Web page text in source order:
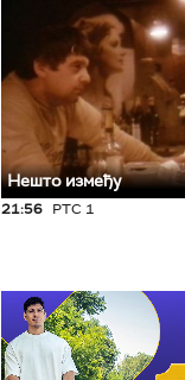
Нешто између
21:56 РТС 1